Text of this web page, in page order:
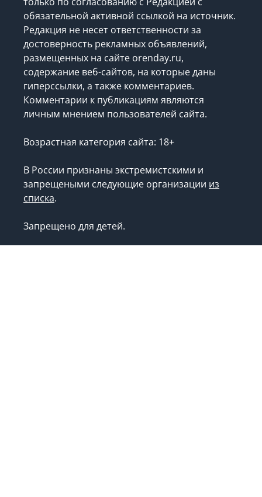
обязательной активной ссылкой на источник.
Редакция не несет ответственности за
достоверность рекламных объявлений,
размещенных на сайте orenday.ru,
содержание веб-сайтов, на которые даны
гиперссылки, а также комментариев.
Комментарии к публикациям являются
личным мнением пользователей сайта.
Возрастная категория сайта: 18+
В России признаны экстремистскими и
запрещеными следующие организации из
списка.
Запрещено для детей.